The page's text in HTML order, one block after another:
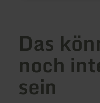
Das
noch
sein